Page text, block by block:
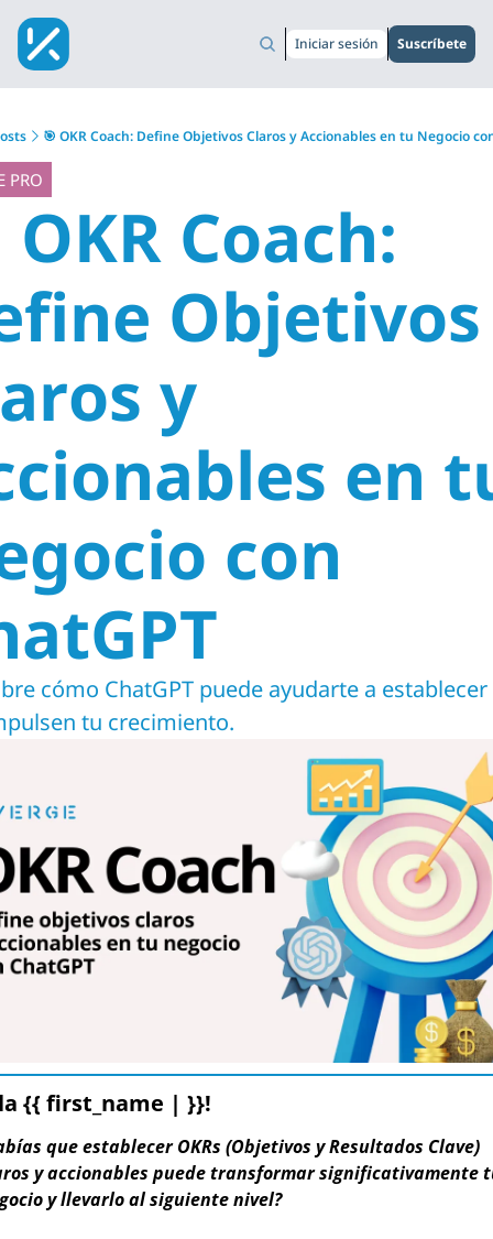
Iniciar sesión Suscríbete
🎯 OKR Coach: Define Objetivos Claros y Accionables en tu Negocio
PRO
OKR Coach:
Objetivos
y
en
con
cómo ChatGPT puede ayudarte a establecer
tu crecimiento.
{{ first_name | }}!
que establecer OKRs (Objetivos y Resultados Clave)
y accionables puede transformar significativamente
y llevarlo al siguiente nivel?